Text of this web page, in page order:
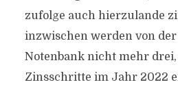
zufolge auch hierzulande
inzwischen werden von
Notenbank nicht mehr
Zinsschritte im Jahr 2022